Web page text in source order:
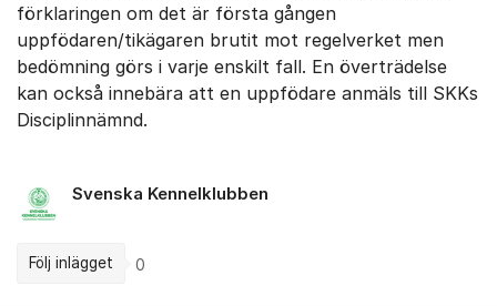
förklaringen om det är första gången
uppfödaren/tikägaren brutit mot regelverket men
bedömning görs i varje enskilt fall. En överträdelse
kan också innebära att en uppfödare anmäls till SKKs
Disciplinnämnd.
Svenska Kennelklubben
Följ inlägget 0